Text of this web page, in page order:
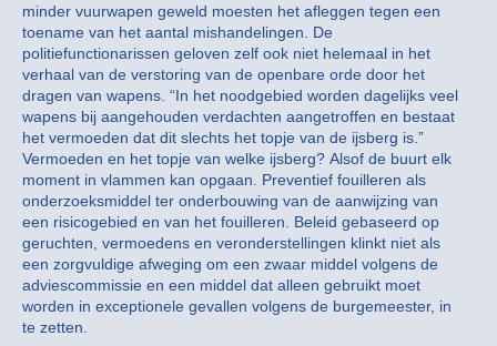
minder vuurwapen geweld moesten het afleggen tegen een
toename van het aantal mishandelingen. De
politiefunctionarissen geloven zelf ook niet helemaal in het
verhaal van de verstoring van de openbare orde door het
dragen van wapens. “In het noodgebied worden dagelijks veel
wapens bij aangehouden verdachten aangetroffen en bestaat
het vermoeden dat dit slechts het topje van de ijsberg is.”
Vermoeden en het topje van welke ijsberg? Alsof de buurt elk
moment in vlammen kan opgaan. Preventief fouilleren als
onderzoeksmiddel ter onderbouwing van de aanwijzing van
een risicogebied en van het fouilleren. Beleid gebaseerd op
geruchten, vermoedens en veronderstellingen klinkt niet als
een zorgvuldige afweging om een zwaar middel volgens de
adviescommissie en een middel dat alleen gebruikt moet
worden in exceptionele gevallen volgens de burgemeester, in
te zetten.